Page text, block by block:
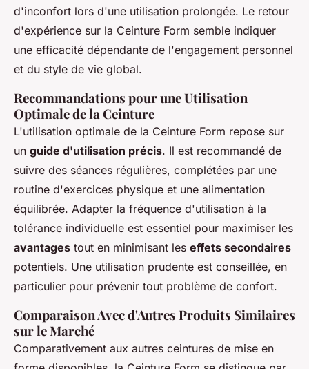
d'inconfort lors d'une utilisation prolongée. Le retour
d'expérience sur la Ceinture Form semble indiquer
une efficacité dépendante de l'engagement personnel
et du style de vie global.
Recommandations pour une Utilisation
Optimale de la Ceinture
L'utilisation optimale de la Ceinture Form repose sur
un guide d'utilisation précis. Il est recommandé de
suivre des séances régulières, complétées par une
routine d'exercices physique et une alimentation
équilibrée. Adapter la fréquence d'utilisation à la
tolérance individuelle est essentiel pour maximiser les
avantages tout en minimisant les effets secondaires
potentiels. Une utilisation prudente est conseillée, en
particulier pour prévenir tout problème de confort.
Comparaison Avec d'Autres Produits Similaires
sur le Marché
Comparativement aux autres ceintures de mise en